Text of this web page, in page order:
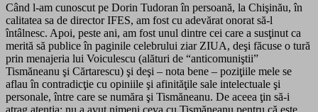
Când l-am cunoscut pe Dorin Tudoran în persoană, la Chişinău, în
calitatea sa de director IFES, am fost cu adevărat onorat să-l
întâlnesc. Apoi, peste ani, am fost unul dintre cei care a susţinut ca
merită să publice în paginile celebrului ziar ZIUA, deşi făcuse o tură
prin menajeria lui Voiculescu (alături de “anticomuniştii”
Tismăneanu şi Cărtarescu) şi deşi – nota bene – poziţiile mele se
aflau în contradicţie cu opiniile şi afinităţile sale intelectuale şi
personale, între care se număra şi Tismăneanu. De aceea ţin să-i
atrag atenţia: nu a avut nimeni ceva cu Tismăneanu pentru că este